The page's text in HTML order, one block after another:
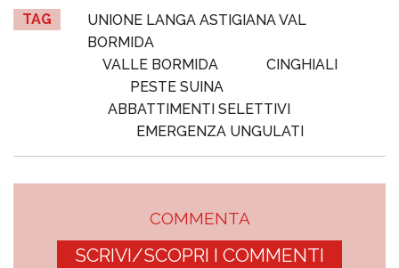
TAG
UNIONE LANGA ASTIGIANA VAL
BORMIDA
VALLE BORMIDA
CINGHIALI
PESTE SUINA
ABBATTIMENTI SELETTIVI
EMERGENZA UNGULATI
COMMENTA
SCRIVI/SCOPRI I COMMENTI